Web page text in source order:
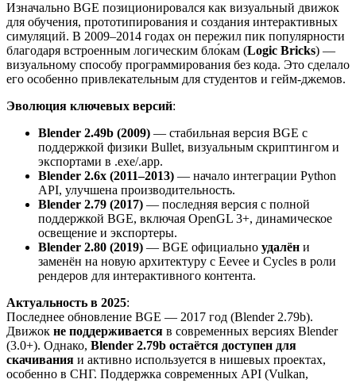
Изначально BGE позиционировался как визуальный движок
для обучения, прототипирования и создания интерактивных
симуляций. В 2009–2014 годах он пережил пик популярности
благодаря встроенным логическим бло́кам (Logic Bricks) —
визуальному способу программирования без кода. Это сделало
его особенно привлекательным для студентов и гейм-джемов.
Эволюция ключевых версий:
Blender 2.49b (2009) — стабильная версия BGE с
поддержкой физики Bullet, визуальным скриптингом и
экспортами в .exe/.app.
Blender 2.6x (2011–2013) — начало интеграции Python
API, улучшена производительность.
Blender 2.79 (2017) — последняя версия с полной
поддержкой BGE, включая OpenGL 3+, динамическое
освещение и экспортеры.
Blender 2.80 (2019) — BGE официально удалён и
заменён на новую архитектуру с Eevee и Cycles в роли
рендеров для интерактивного контента.
Актуальность в 2025:
Последнее обновление BGE — 2017 год (Blender 2.79b).
Движок не поддерживается в современных версиях Blender
(3.0+). Однако, Blender 2.79b остаётся доступен для
скачивания и активно используется в нишевых проектах,
особенно в СНГ. Поддержка современных API (Vulkan,